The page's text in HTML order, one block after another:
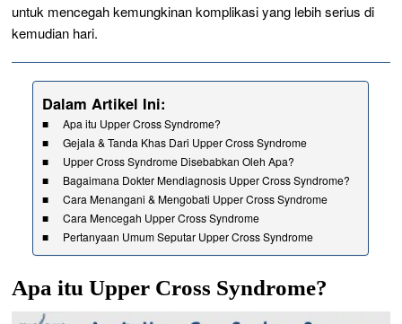
untuk mencegah kemungkinan komplikasi yang lebih serius di
kemudian hari.
Dalam Artikel Ini:
Apa itu Upper Cross Syndrome?
Gejala & Tanda Khas Dari Upper Cross Syndrome
Upper Cross Syndrome Disebabkan Oleh Apa?
Bagaimana Dokter Mendiagnosis Upper Cross Syndrome?
Cara Menangani & Mengobati Upper Cross Syndrome
Cara Mencegah Upper Cross Syndrome
Pertanyaan Umum Seputar Upper Cross Syndrome
Apa itu Upper Cross Syndrome?